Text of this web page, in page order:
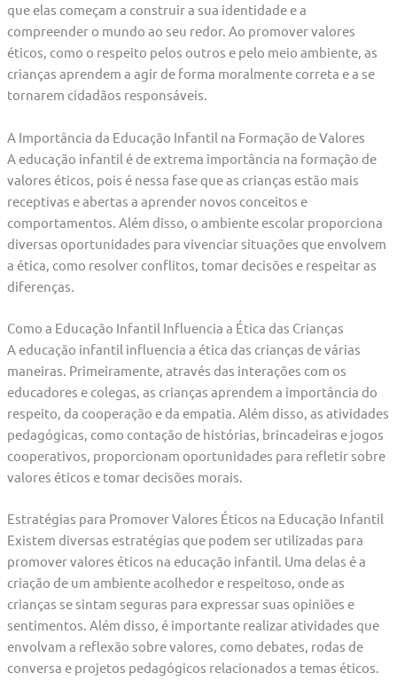
que elas começam a construir a sua identidade e a
compreender o mundo ao seu redor. Ao promover valores
éticos, como o respeito pelos outros e pelo meio ambiente, as
crianças aprendem a agir de forma moralmente correta e a se
tornarem cidadãos responsáveis.
A Importância da Educação Infantil na Formação de Valores
A educação infantil é de extrema importância na formação de
valores éticos, pois é nessa fase que as crianças estão mais
receptivas e abertas a aprender novos conceitos e
comportamentos. Além disso, o ambiente escolar proporciona
diversas oportunidades para vivenciar situações que envolvem
a ética, como resolver conflitos, tomar decisões e respeitar as
diferenças.
Como a Educação Infantil Influencia a Ética das Crianças
A educação infantil influencia a ética das crianças de várias
maneiras. Primeiramente, através das interações com os
educadores e colegas, as crianças aprendem a importância do
respeito, da cooperação e da empatia. Além disso, as atividades
pedagógicas, como contação de histórias, brincadeiras e jogos
cooperativos, proporcionam oportunidades para refletir sobre
valores éticos e tomar decisões morais.
Estratégias para Promover Valores Éticos na Educação Infantil
Existem diversas estratégias que podem ser utilizadas para
promover valores éticos na educação infantil. Uma delas é a
criação de um ambiente acolhedor e respeitoso, onde as
crianças se sintam seguras para expressar suas opiniões e
sentimentos. Além disso, é importante realizar atividades que
envolvam a reflexão sobre valores, como debates, rodas de
conversa e projetos pedagógicos relacionados a temas éticos.